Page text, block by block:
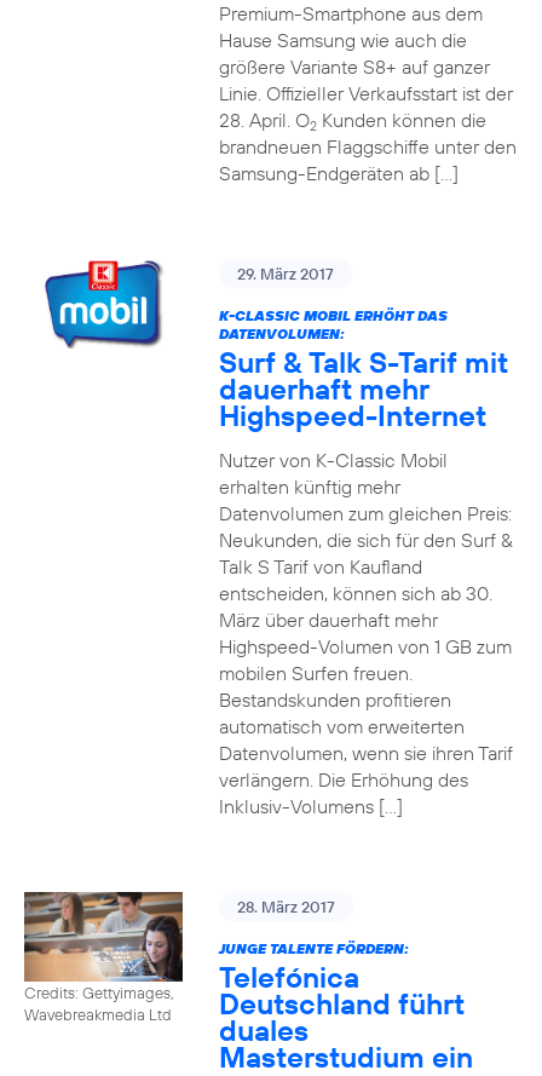
Premium-Smartphone aus dem
Hause Samsung wie auch die
größere Variante S8+ auf ganzer
Linie. Offizieller Verkaufsstart ist der
28. April. O2Kunden können die
brandneuen Flaggschiffe unter den
Samsung-Endgeräten ab […]
29. März 2017
K-CLASSIC MOBIL ERHÖHT DAS
DATENVOLUMEN:
Surf & Talk S-Tarif mit
dauerhaft mehr
Highspeed-Internet
Nutzer von K-Classic Mobil
erhalten künftig mehr
Datenvolumen zum gleichen Preis:
Neukunden, die sich für den Surf &
Talk S Tarif von Kaufland
entscheiden, können sich ab 30.
März über dauerhaft mehr
Highspeed-Volumen von 1 GB zum
mobilen Surfen freuen.
Bestandskunden profitieren
automatisch vom erweiterten
Datenvolumen, wenn sie ihren Tarif
verlängern. Die Erhöhung des
Inklusiv-Volumens […]
Credits: Gettyimages,
Wavebreakmedia Ltd
28. März 2017
JUNGE TALENTE FÖRDERN:
Telefónica
Deutschland führt
duales
Masterstudium ein